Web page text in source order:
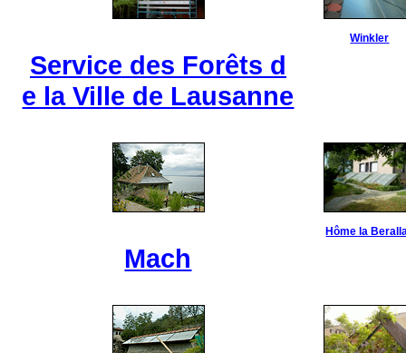
Service des Forêts d
e la Ville de Lausanne
Winkler
Mach
Hôme la